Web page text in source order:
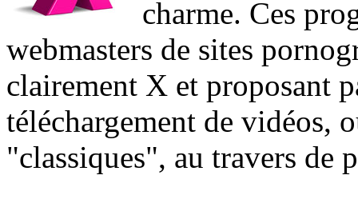
charme. Ces
webmasters de sites
clairement X et proposant
téléchargement de vidéos,
"classiques", au travers de